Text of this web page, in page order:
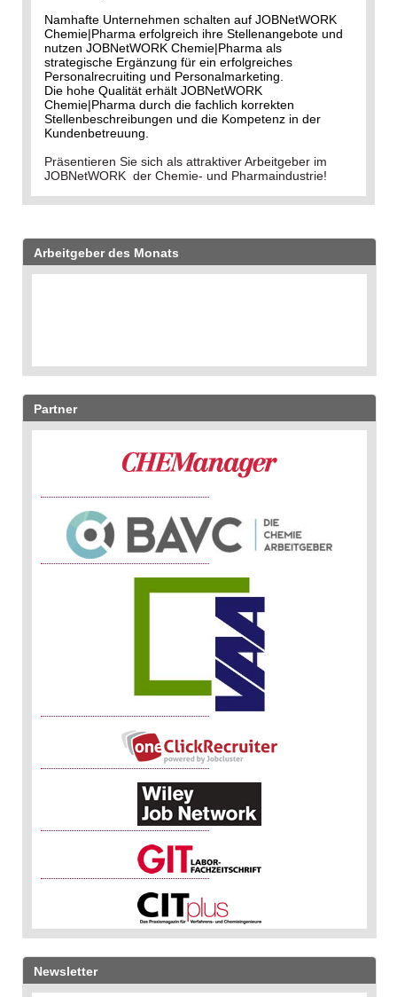
Namhafte Unternehmen schalten auf JOBNetWORK
Chemie|Pharma erfolgreich ihre Stellenangebote und
nutzen JOBNetWORK Chemie|Pharma als
strategische Ergänzung für ein erfolgreiches
Personalrecruiting und Personalmarketing.
Die hohe Qualität erhält JOBNetWORK
Chemie|Pharma durch die fachlich korrekten
Stellenbeschreibungen und die Kompetenz in der
Kundenbetreuung.
Präsentieren Sie sich als attraktiver Arbeitgeber im
JOBNetWORK der Chemie- und Pharmaindustrie!
Arbeitgeber des Monats
Partner
Newsletter